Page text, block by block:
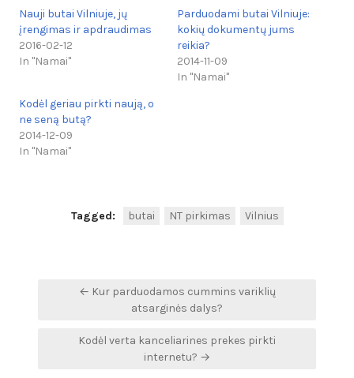
Nauji butai Vilniuje, jų
įrengimas ir apdraudimas
2016-02-12
In "Namai"
Parduodami butai Vilniuje:
kokių dokumentų jums
reikia?
2014-11-09
In "Namai"
Kodėl geriau pirkti naują, o
ne seną butą?
2014-12-09
In "Namai"
Tagged: butai NT pirkimas Vilnius
Navigacija← Kur parduodamos cummins variklių
atsarginės dalys?
Kodėl verta kanceliarines prekes pirkti
internetu? →